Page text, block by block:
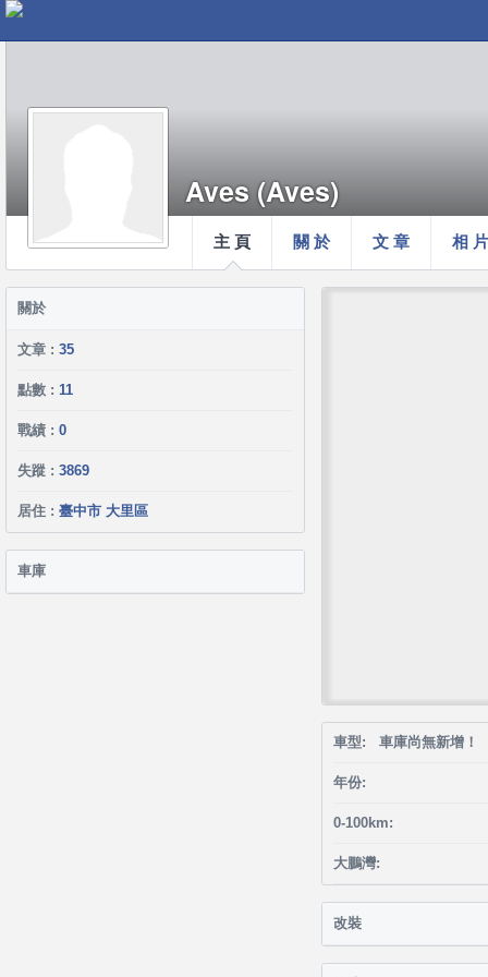
主 頁 關 於 文 章 相 片
Aves (Aves)
關於
文章 : 35
點數 : 11
戰績 : 0
失蹤 : 3869
居住 : 臺中市 大里區
車庫
車型: 車庫尚無新增！
年份:
0-100km:
大鵬灣:
改裝